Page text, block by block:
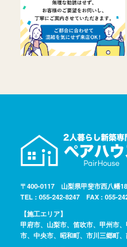
〒400-0117 山梨県甲斐市西八幡
TEL : 055-242-8247 FAX : 055-
【施工エリア】
甲府市、山梨市、笛吹市、甲州市
市、中央市、昭和町、市川三郷町